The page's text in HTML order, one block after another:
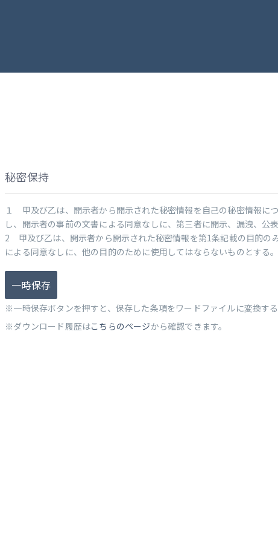
秘密保持
１ 甲及び乙は、開示者から開示された秘密情報を自己の秘密情報に
し、開示者の事前の文書による同意なしに、第三者に開示、漏洩、公
2 甲及び乙は、開示者から開示された秘密情報を第1条記載の目的の
による同意なしに、他の目的のために使用してはならないものとする。
一時保存
※一時保存ボタンを押すと、保存した条項をワードファイルに変換する
※ダウンロード履歴はこちらのページから確認できます。